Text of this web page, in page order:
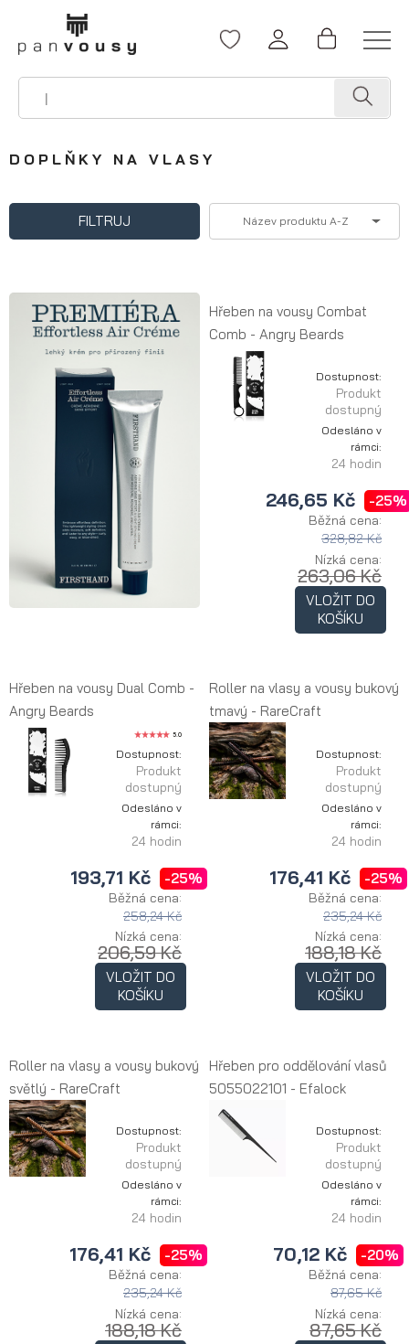
DOPLŇKY NA VLASY
FILTRUJ Název produktu A-Z
Hřeben na vousy Combat
Comb - Angry Beards
Dostupnost:
Produkt
dostupný
Odesláno v
rámci:
24 hodin
246,65 Kč -25%
Běžná cena:
328,82 Kč
Nízká cena:
263,06 Kč
VLOŽIT DO
KOŠÍKU
Hřeben na vousy Dual Comb -
Angry Beards
5.0
Dostupnost:
Produkt
dostupný
Odesláno v
rámci:
24 hodin
193,71 Kč -25%
Běžná cena:
258,24 Kč
Nízká cena:
206,59 Kč
VLOŽIT DO
KOŠÍKU
Roller na vlasy a vousy bukový
tmavý - RareCraft
Dostupnost:
Produkt
dostupný
Odesláno v
rámci:
24 hodin
176,41 Kč -25%
Běžná cena:
235,24 Kč
Nízká cena:
188,18 Kč
VLOŽIT DO
KOŠÍKU
Roller na vlasy a vousy bukový
světlý - RareCraft
Dostupnost:
Produkt
dostupný
Odesláno v
rámci:
24 hodin
176,41 Kč -25%
Běžná cena:
235,24 Kč
Nízká cena:
188,18 Kč
Hřeben pro oddělování vlasů
5055022101 - Efalock
Dostupnost:
Produkt
dostupný
Odesláno v
rámci:
24 hodin
70,12 Kč -20%
Běžná cena:
87,65 Kč
Nízká cena:
87,65 Kč